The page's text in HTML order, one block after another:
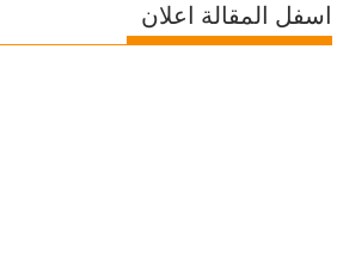
اسفل المقالة اعلان